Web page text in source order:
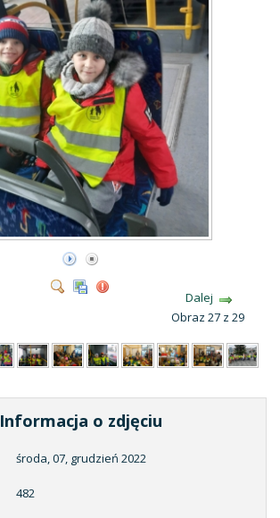
Dalej
Obraz 27 z 29
Informacja o zdjęciu
środa, 07, grudzień 2022
482